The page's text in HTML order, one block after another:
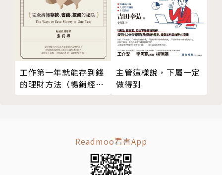
論散見於《金融時報》、《紐約時報》、《華盛頓郵
報》等。著有《下一波全球經濟浩劫》、《下一波全球
金融危機》、《下一波全球新貨幣》、《打造財富方
舟》等書。
譯者：吳國卿
全球貨幣大崩潰》、《下一波全球貨幣大戰》、《跛腳
的巨人》、《父酬者》、《國家為什麼會失敗》、《震
撼主義》、《下一個榮景》、《碳交易》、《成王之
工作第一年就能存到錢
的理財方法（暢銷經典
主管這樣說，下屬一定
做得到
Readmoo看書App